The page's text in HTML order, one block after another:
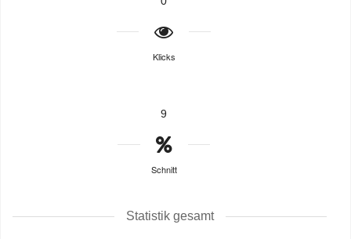
Klicks
9
Schnitt
Statistik gesamt